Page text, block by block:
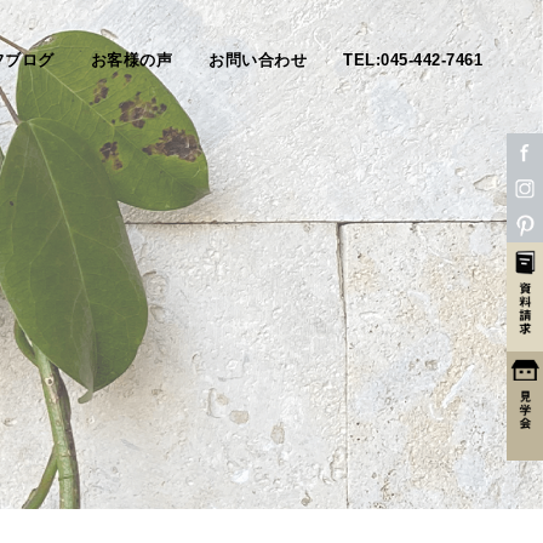
ブログ お客様の声 お問い合わせ TEL:045-442-7461